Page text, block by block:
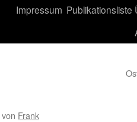
Impressum Publikationsliste
von Frank